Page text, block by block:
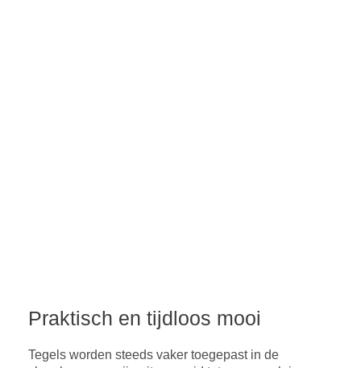
Slaapkamer
Praktisch en tijdloos mooi
Tegels worden steeds vaker toegepast in de